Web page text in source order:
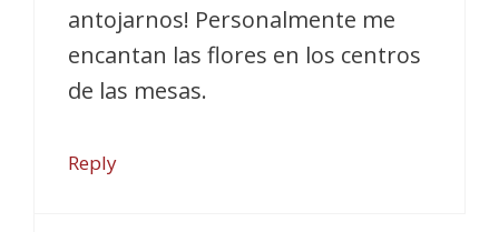
antojarnos! Personalmente me
encantan las flores en los centros
de las mesas.
Reply